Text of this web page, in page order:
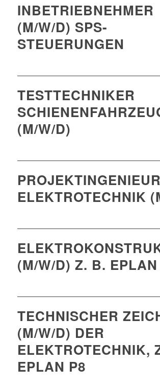
INBETRIEBNEHMER
(M/W/D) SPS-
STEUERUNGEN
TESTTECHNIKER
(M/W/D)
PROJEKTINGENIEUR
ELEKTROTECHNIK
(M/W/D) Z. B.
TECHNISCHER
(M/W/D) DER
ELEKTROTECHNIK,
EPLAN P8